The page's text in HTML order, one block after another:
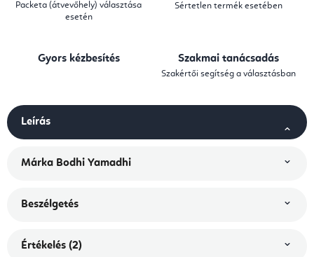
Packeta (átvevőhely) választása
esetén
Sértetlen termék esetében
Gyors kézbesítés Szakmai tanácsadás
Szakértői segítség a választásban
Leírás
Márka Bodhi Yamadhi
Beszélgetés
Értékelés (2)